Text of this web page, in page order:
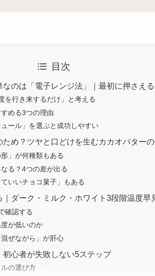
目次
のは「電子レンジ法」｜最初に押さえ
を行き来するだけ」と考える
める3つの理由
ール」を選ぶと成功しやすい
め？ツヤと口どけを生むカカオバター
」が何種類もある
る？4つの差が出る
いいチョコ菓子」もある
ダーク・ミルク・ホワイト3段階温度早
確認する
が低いのか
ぜながら」が肝心
心者が失敗しない5ステップ
の選び方